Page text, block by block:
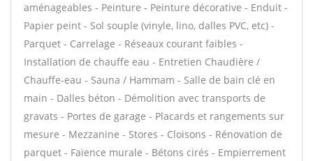
aménageables - Peinture - Peinture décorative - Enduit -
Papier peint - Sol souple (vinyle, lino, dalles PVC, etc) -
Parquet - Carrelage - Réseaux courant faibles -
Installation de chauffe eau - Entretien Chaudière /
Chauffe-eau - Sauna / Hammam - Salle de bain clé en
main - Dalles béton - Démolition avec transports de
gravats - Portes de garage - Placards et rangements sur
mesure - Mezzanine - Stores - Cloisons - Rénovation de
parquet - Faïence murale - Bétons cirés - Empierrement